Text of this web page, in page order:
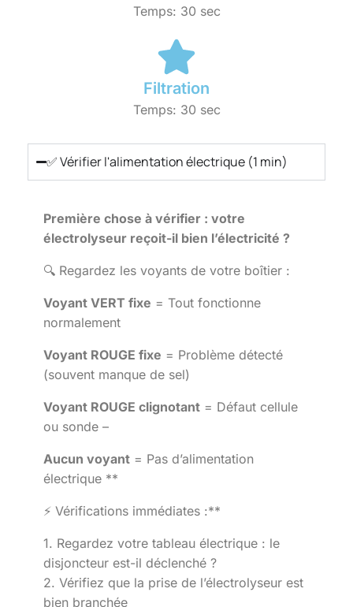
Temps: 30 sec
Filtration
Temps: 30 sec
✅ Vérifier l'alimentation électrique (1 min)
Première chose à vérifier : votre
électrolyseur reçoit-il bien l’électricité ?
🔍 Regardez les voyants de votre boîtier :
Voyant VERT fixe = Tout fonctionne
normalement
Voyant ROUGE fixe = Problème détecté
(souvent manque de sel)
Voyant ROUGE clignotant = Défaut cellule
ou sonde –
Aucun voyant = Pas d’alimentation
électrique **
⚡ Vérifications immédiates :**
1. Regardez votre tableau électrique : le
disjoncteur est-il déclenché ?
2. Vérifiez que la prise de l’électrolyseur est
bien branchée